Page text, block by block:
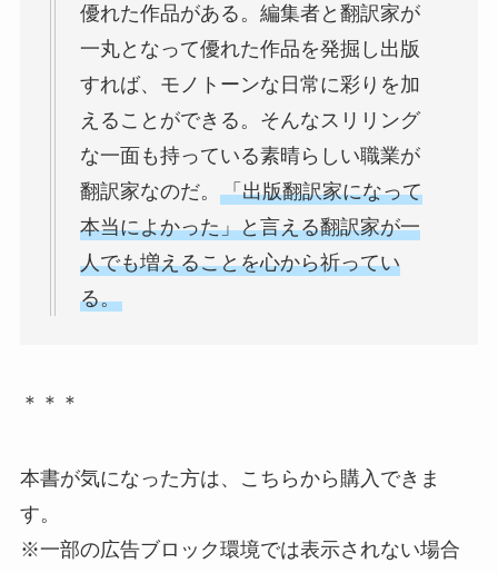
優れた作品がある。編集者と翻訳家が
一丸となって優れた作品を発掘し出版
すれば、モノトーンな日常に彩りを加
えることができる。そんなスリリング
な一面も持っている素晴らしい職業が
翻訳家なのだ。 「出版翻訳家になって
本当によかった」と言える翻訳家が一
人でも増えることを心から祈ってい
る。
＊＊＊
本書が気になった方は、こちらから購入できま
す。
※一部の広告ブロック環境では表示されない場合